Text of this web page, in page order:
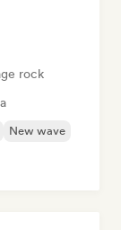
rock
New wave